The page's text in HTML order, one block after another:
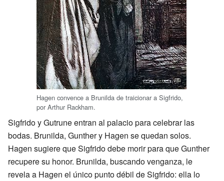
Hagen convence a Brunilda de traicionar a Sigfrido,
por Arthur Rackham.
Sigfrido y Gutrune entran al palacio para celebrar las
bodas. Brunilda, Gunther y Hagen se quedan solos.
Hagen sugiere que Sigfrido debe morir para que Gunther
recupere su honor. Brunilda, buscando venganza, le
revela a Hagen el único punto débil de Sigfrido: ella lo